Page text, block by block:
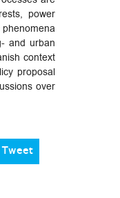
power
and urban
context
proposal
over
Tweet